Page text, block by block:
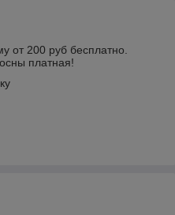
от 200 руб бесплатно.
платная!